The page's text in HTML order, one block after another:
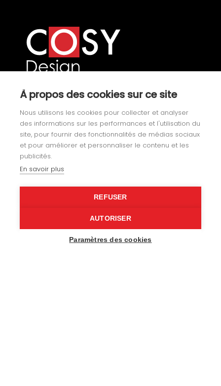
Our product categories
Yachting
Fixtures
Specialist upholstery
Leisure
Our expertise
About us
À propos des cookies sur ce site
Nous utilisons les cookies pour collecter et analyser
des informations sur les performances et l'utilisation du
site, pour fournir des fonctionnalités de médias sociaux
et pour améliorer et personnaliser le contenu et les
publicités.
En savoir plus
REFUSER
AUTORISER
Paramètres des cookies